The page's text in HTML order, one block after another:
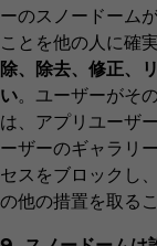
ーのスノードーム
ことを他の人に確
除、除去、修正、
い。ユーザーがそ
は、アプリユーザ
ーザーのギャラリ
セスをブロックし
の他の措置を取る